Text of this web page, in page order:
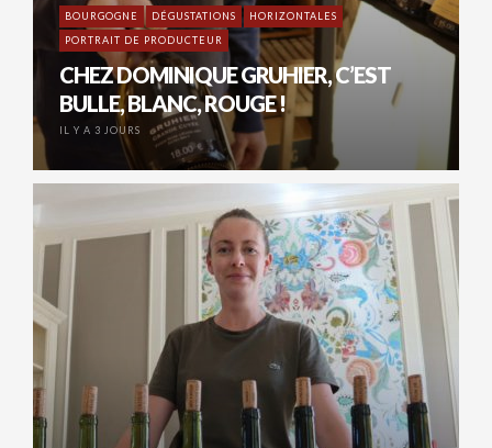
BOURGOGNE DÉGUSTATIONS
HORIZONTALES
PORTRAIT DE PRODUCTEUR
CHEZ DOMINIQUE GRUHIER, C’EST
BULLE, BLANC, ROUGE !
IL Y A 3 JOURS